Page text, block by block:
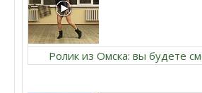
Ролик из Омска: вы будете